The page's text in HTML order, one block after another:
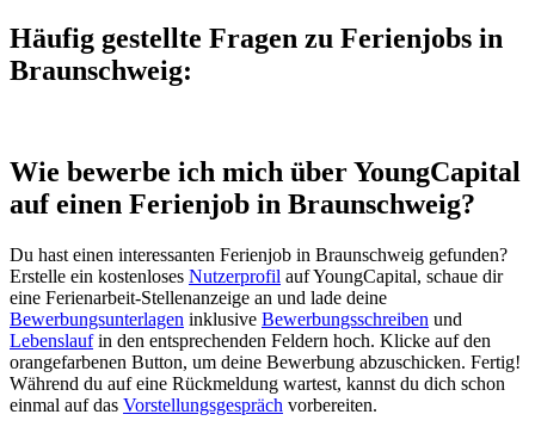
Häufig gestellte Fragen zu Ferienjobs in
Braunschweig:
Wie bewerbe ich mich über YoungCapital
auf einen Ferienjob in Braunschweig?
Du hast einen interessanten Ferienjob in Braunschweig gefunden?
Erstelle ein kostenloses Nutzerprofil auf YoungCapital, schaue dir
eine Ferienarbeit-Stellenanzeige an und lade deine
Bewerbungsunterlagen inklusive Bewerbungsschreiben und
Lebenslaufin den entsprechenden Feldern hoch. Klicke auf den
orangefarbenen Button, um deine Bewerbung abzuschicken. Fertig!
Während du auf eine Rückmeldung wartest, kannst du dich schon
einmal auf das Vorstellungsgespräch vorbereiten.